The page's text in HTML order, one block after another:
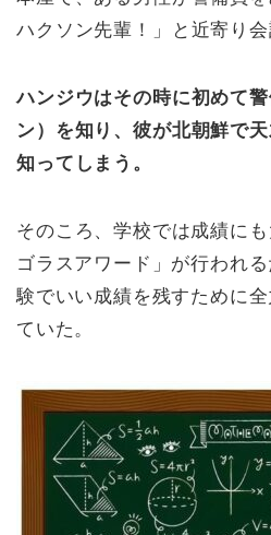
ハクソン先輩！」と近寄り会
ハンジウはその時に初めて
ン）を知り、彼が北朝鮮で
知ってしまう。
そのころ、学校では成績に
ゴラスアワード」が行われ
験でいい成績を残すために
ていた。